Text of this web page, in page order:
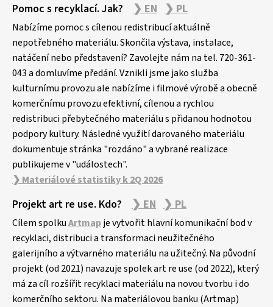
Pomoc s recyklací. Jak? ❯ EN ❯ PL
Nabízíme pomoc s cílenou redistribucí aktuálně
nepotřebného materiálu. Skončila výstava, instalace,
natáčení nebo představení? Zavolejte nám na tel. 720-361-
043 a domluvíme předání. Vznikli jsme jako služba
kulturnímu provozu ale nabízíme i filmové výrobě a obecně
komerčnímu provozu efektivní, cílenou a rychlou
redistribuci přebytečného materiálu s přidanou hodnotou
podpory kultury. Následné využití darovaného materiálu
dokumentuje stránka "rozdáno" a vybrané realizace
publikujeme v "událostech".
❯ Materiálové statistiky k 2Q 2026
Projekt art re use. Kdo? ❯ EN ❯ PL
Cílem spolkuArtmapje vytvořit hlavní komunikační bod v
recyklaci, distribuci a transformaci neužitečného
galerijního a výtvarného materiálu na užitečný. Na původní
projekt (od 2021) navazuje spolek art re use (od 2022), který
má za cíl rozšířit recyklaci materiálu na novou tvorbu i do
komerčního sektoru. Na materiálovou banku (Artmap)